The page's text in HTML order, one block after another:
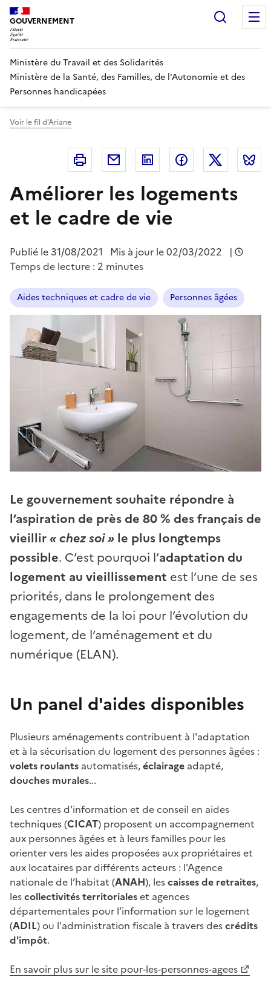
Panneau de gestion des cookies
GOUVERNEMENT
Ministère du Travail et des Solidarités
Ministère de la Santé, des Familles, de l'Autonomie et des
Personnes handicapées
Voir le fil d'Ariane
Imprimer Courriel Linkedin FacebookTwitter
Améliorer les logements
et le cadre de vie
Publié le 31/08/2021 Mis à jour le02/03/2022
|
Temps de lecture : 2 minutes
Aides techniques et cadre de vie Personnes âgées
Le gouvernement souhaite répondre à
l’aspiration de près de 80 % des français de
vieillir « chez soi » le plus longtemps
possible. C’est pourquoi l’adaptation du
logement au vieillissement est l’une de ses
priorités, dans le prolongement des
engagements de la loi pour l’évolution du
logement, de l’aménagement et du
numérique (ELAN).
Un panel d'aides disponibles
Plusieurs aménagements contribuent à l'adaptation
et à la sécurisation du logement des personnes âgées :
volets roulants automatisés,éclairage adapté,
douches murales...
Les centres d'information et de conseil en aides
techniques (CICAT) proposent un accompagnement
aux personnes âgées et à leurs familles pour les
orienter vers les aides proposées aux propriétaires et
aux locataires par différents acteurs : l'Agence
nationale de l’habitat (ANAH), lescaisses de retraites,
lescollectivités territorialeset agences
départementales pour l’information sur le logement
(ADIL) ou l'administration fiscale à travers descrédits
d'impôt.
En savoir plus sur le site pour-les-personnes-agees